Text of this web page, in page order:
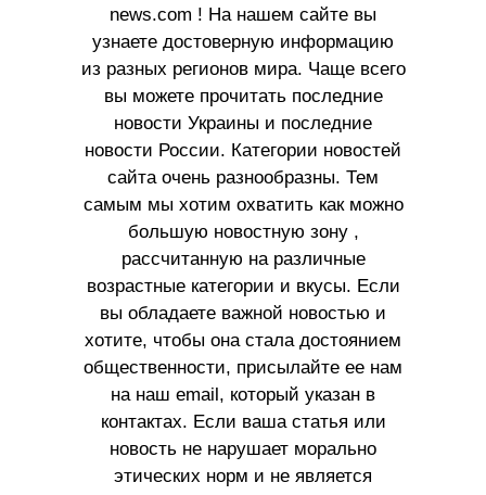
news.com ! На нашем сайте вы
узнаете достоверную информацию
из разных регионов мира. Чаще всего
вы можете прочитать последние
новости Украины и последние
новости России. Категории новостей
сайта очень разнообразны. Тем
самым мы хотим охватить как можно
большую новостную зону ,
рассчитанную на различные
возрастные категории и вкусы. Если
вы обладаете важной новостью и
хотите, чтобы она стала достоянием
общественности, присылайте ее нам
на наш email, который указан в
контактах. Если ваша статья или
новость не нарушает морально
этических норм и не является